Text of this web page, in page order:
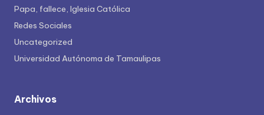
Papa, fallece, Iglesia Católica
Redes Sociales
Uncategorized
Universidad Autónoma de Tamaulipas
Archivos